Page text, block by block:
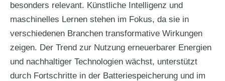
besonders relevant. Künstliche Intelligenz und
maschinelles Lernen stehen im Fokus, da sie in
verschiedenen Branchen transformative Wirkungen
zeigen. Der Trend zur Nutzung erneuerbarer Energien
und nachhaltiger Technologien wächst, unterstützt
durch Fortschritte in der Batteriespeicherung und im